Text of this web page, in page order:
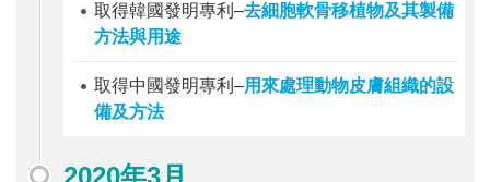
取得韓國發明專利–去細胞軟骨移植物及其製備
方法與用途
取得中國發明專利–用來處理動物皮膚組織的設
備及方法
2020年3月